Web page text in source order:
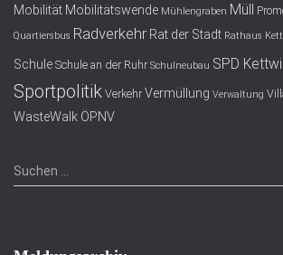
Mobilität Mobilitätswende Mühlengraben Müll
Quartiersbus Radverkehr Rat der Stadt Rathaus
Schule Schule an der Ruhr Schulneubau SPD
Sportpolitik Verkehr Vermüllung Verwaltung
WasteWalk ÖPNV
S
u
Suchen …